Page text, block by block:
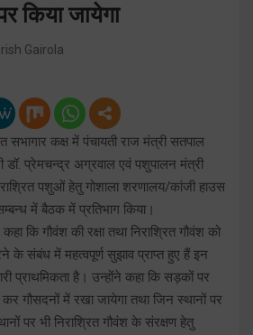
किया जायेगा
Gairola
सभागार कक्ष में पंचायती राज मंत्री सतपाल
डॉ. प्रेमचन्द्र अग्रवाल एवं पशुपालन मंत्री
पशुओं हेतु गोशाला शरणालय/कांजी हाउस
में बैठक में प्रतिभाग किया।
कि गौवंश की रक्षा तथा निराश्रित गौवंश को
के संबंध में महत्वपूर्ण सुझाव प्राप्त हुए हैं इन
प्राथमिकता है। उन्होंने कहा कि सड़कों पर
कर गौसदनों में रखा जायेगा तथा जिन स्थानों पर
पर भी निराश्रित गौवंश के संरक्षण हेतु